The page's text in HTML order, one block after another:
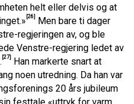
helt eller delvis og at
[26]
Men bare ti dager
regjeringen av, og ble
Venstre-regjering ledet av
[27]
Han markerte snart at
noen utredning. Da han var
20 års jubileum